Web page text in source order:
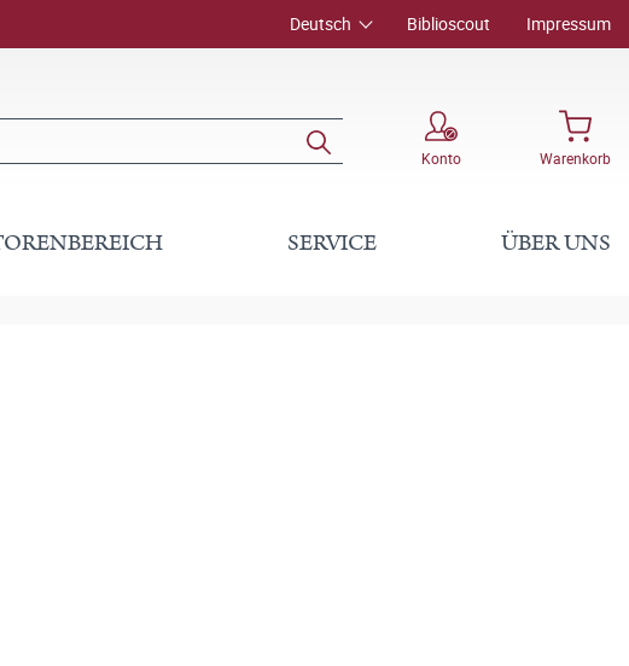
Deutsch Biblioscout Impressum
Konto Warenkorb
SERVICE ÜBER UNS